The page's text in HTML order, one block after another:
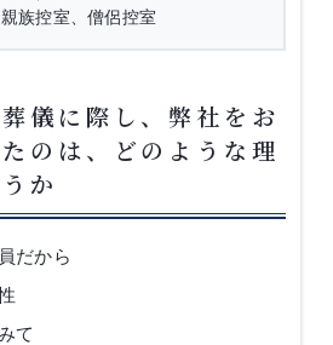
族控室、僧侶控室
儀に際し、弊社をお
のは、どのような理
か
だから
て